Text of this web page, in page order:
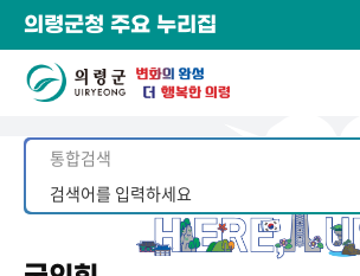
의령군청 주요 누리집